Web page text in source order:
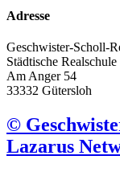
Adresse
Geschwister-Scholl-
Städtische
Am Anger 54
33332 Gütersloh
©
Lazarus